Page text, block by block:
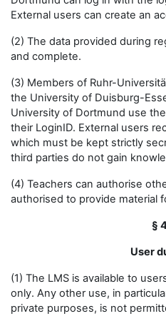
External users can create an
(2) The data provided during
and complete.
(3) Members of Ruhr-
the University of Duisburg-
University of Dortmund use
their LoginID. External users
which must be kept strictly
third parties do not gain
(4) Teachers can authorise
authorised to provide material
§
User
(1) The LMS is available to
only. Any other use, in
private purposes, is not